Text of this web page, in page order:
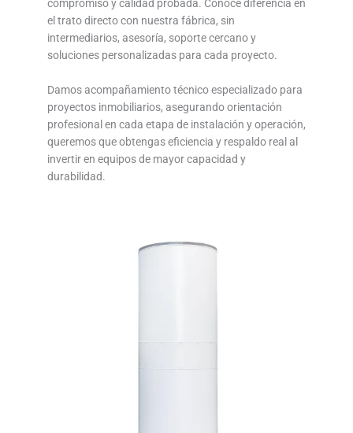
compromiso y calidad probada. Conoce diferencia en
el trato directo con nuestra fábrica, sin
intermediarios, asesoría, soporte cercano y
soluciones personalizadas para cada proyecto.
Damos acompañamiento técnico especializado para
proyectos inmobiliarios, asegurando orientación
profesional en cada etapa de instalación y operación,
queremos que obtengas eficiencia y respaldo real al
invertir en equipos de mayor capacidad y
durabilidad.